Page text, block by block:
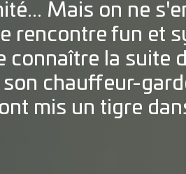
Mais on ne
rencontre fun et
connaître la suite
son chauffeur-
mis un tigre